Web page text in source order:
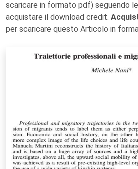
scaricare in formato pdf) seguendo
acquistare il download credit.
per scaricare questo Articolo in